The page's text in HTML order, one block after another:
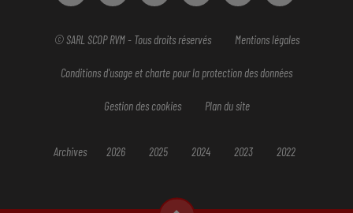
© SARL SCOP RVM - Tous droits réservés Mentions légales
Conditions d'usage et charte pour la protection des données
Gestion des cookies Plan du site
Archives 2026 2025 2024 2023 2022